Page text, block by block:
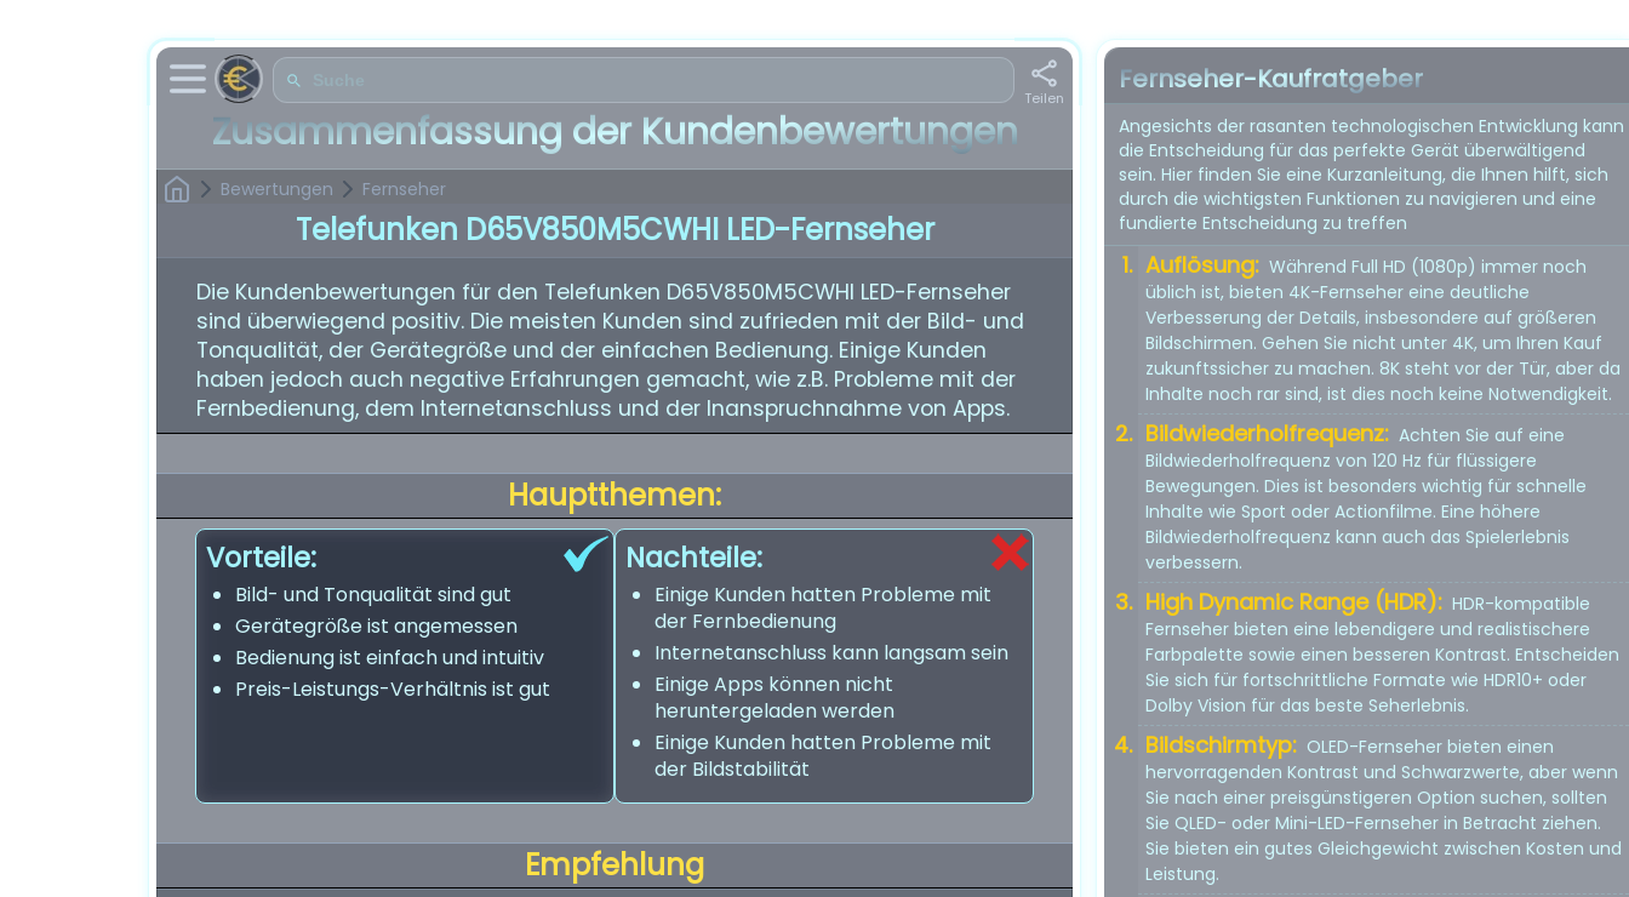
Teilen
Zusammenfassung der Kundenbewertungen
Bewertungen Fernseher
Telefunken D65V850M5CWHI LED-Fernseher
Die Kundenbewertungen für den Telefunken D65V850M5CWHI LED-Fernseher
sind überwiegend positiv. Die meisten Kunden sind zufrieden mit der Bild- und
Tonqualität, der Gerätegröße und der einfachen Bedienung. Einige Kunden
haben jedoch auch negative Erfahrungen gemacht, wie z.B. Probleme mit der
Fernbedienung, dem Internetanschluss und der Inanspruchnahme von Apps.
Hauptthemen:
Vorteile:
Bild- und Tonqualität sind gut
Gerätegröße ist angemessen
Bedienung ist einfach und intuitiv
Preis-Leistungs-Verhältnis ist gut
Nachteile:
Einige Kunden hatten Probleme mit
der Fernbedienung
Internetanschluss kann langsam sein
Einige Apps können nicht
heruntergeladen werden
Einige Kunden hatten Probleme mit
der Bildstabilität
Empfehlung
Fernseher-Kaufratgeber
Angesichts der rasanten technologischen Entwicklung kann
die Entscheidung für das perfekte Gerät überwältigend
sein. Hier finden Sie eine Kurzanleitung, die Ihnen hilft, sich
durch die wichtigsten Funktionen zu navigieren und eine
fundierte Entscheidung zu treffen
Auflösung: Während Full HD (1080p) immer noch
üblich ist, bieten 4K-Fernseher eine deutliche
Verbesserung der Details, insbesondere auf größeren
Bildschirmen. Gehen Sie nicht unter 4K, um Ihren Kauf
zukunftssicher zu machen. 8K steht vor der Tür, aber da
Inhalte noch rar sind, ist dies noch keine Notwendigkeit.
Bildwiederholfrequenz: Achten Sie auf eine
Bildwiederholfrequenz von 120 Hz für flüssigere
Bewegungen. Dies ist besonders wichtig für schnelle
Inhalte wie Sport oder Actionfilme. Eine höhere
Bildwiederholfrequenz kann auch das Spielerlebnis
verbessern.
High Dynamic Range (HDR): HDR-kompatible
Fernseher bieten eine lebendigere und realistischere
Farbpalette sowie einen besseren Kontrast. Entscheiden
Sie sich für fortschrittliche Formate wie HDR10+ oder
Dolby Vision für das beste Seherlebnis.
Bildschirmtyp: OLED-Fernseher bieten einen
hervorragenden Kontrast und Schwarzwerte, aber wenn
Sie nach einer preisgünstigeren Option suchen, sollten
Sie QLED- oder Mini-LED-Fernseher in Betracht ziehen.
Sie bieten ein gutes Gleichgewicht zwischen Kosten und
Leistung.